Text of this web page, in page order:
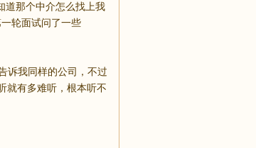
道那个中介怎么找上我
轮面试问了一些
诉我同样的公司，不过
就有多难听，根本听不